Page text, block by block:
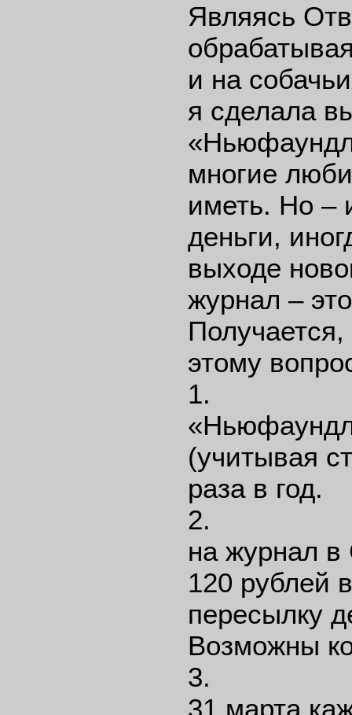
Являясь
и на
я сделала
многие
иметь. Но –
деньги,
выходе
журнал –
Получается,
этому
1.
(учитывая
раза в год.
2.
на журнал в
120 рублей
пересылку
Возможны
3.
31 марта